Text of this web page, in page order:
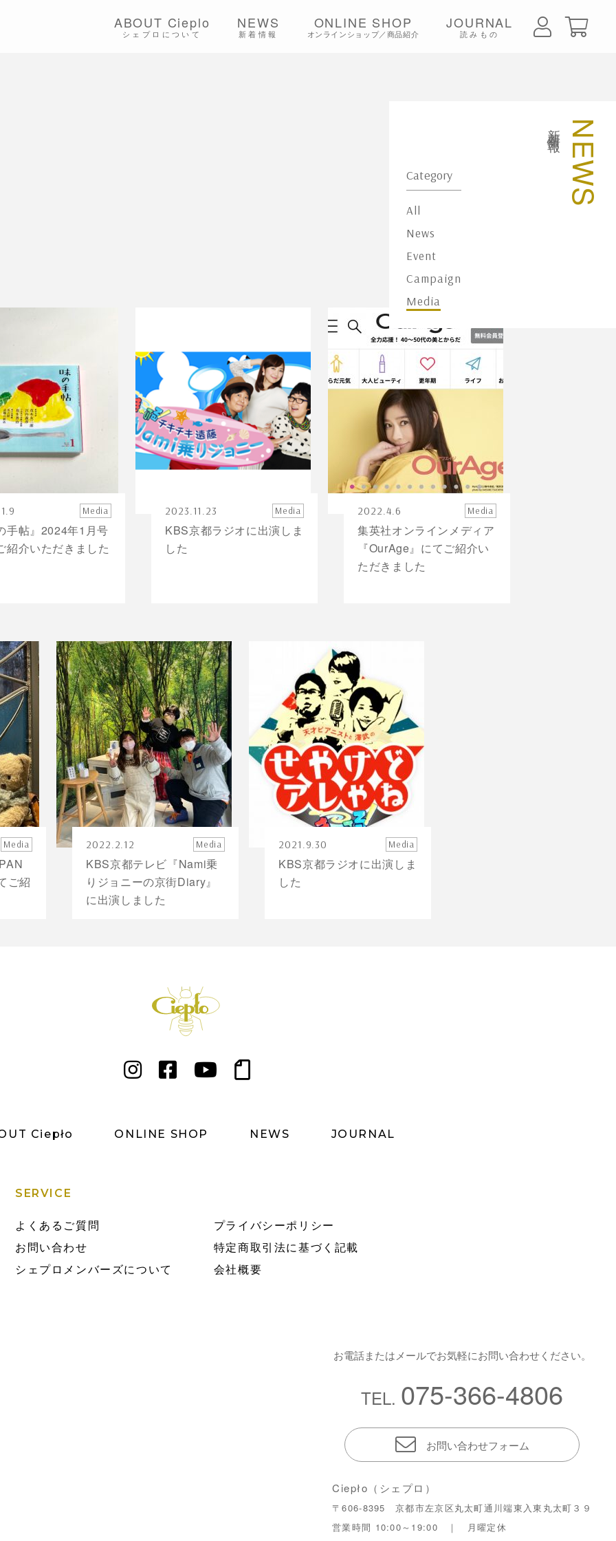
ABOUT Cieplo
シェプロについて
NEWS
新着情報
ONLINE SHOP
オンラインショップ／商品紹介
JOURNAL
読みもの
NEWS
新着情報
Category
All
News
Event
Campaign
Media
Media
手帖』2024年1月号
紹介いただきました
2023.11.23 Media
KBS京都ラジオに出演しま
した
2022.4.6 Media
集英社オンラインメディア
『OurAge』にてご紹介い
ただきました
Media
ご紹
2022.2.12 Media
KBS京都テレビ『Nami乗
りジョニーの京街Diary』
に出演しました
2021.9.30 Media
KBS京都ラジオに出演しま
した
Ciepło ONLINE SHOP NEWS JOURNAL
SERVICE
よくあるご質問
お問い合わせ
シェプロメンバーズについて
プライバシーポリシー
特定商取引法に基づく記載
会社概要
お電話またはメールでお気軽にお問い合わせください。
TEL. 075-366-4806
お問い合わせフォーム
Ciepło（シェプロ）
〒606-8395 京都市左京区丸太町通川端東入東丸太町３９
営業時間 10:00～19:00 ｜ 月曜定休